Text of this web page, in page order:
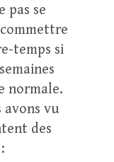
pas se
temps si
normale.
avons vu
des